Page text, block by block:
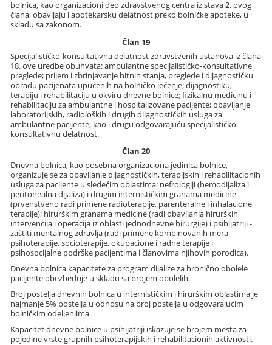
bolnica, kao organizacioni deo zdravstvenog centra iz stava 2. ovog
člana, obavljaju i apotekarsku delatnost preko bolničke apoteke, u
skladu sa zakonom.
Član 19
Specijalističko-konsultativna delatnost zdravstvenih ustanova iz člana
18. ove uredbe obuhvata: ambulantne specijalističko-konsultativne
preglede; prijem i zbrinjavanje hitnih stanja, preglede i dijagnostičku
obradu pacijenata upućenih na bolničko lečenje; dijagnostiku,
terapiju i rehabilitaciju u okviru dnevne bolnice; fizikalnu medicinu i
rehabilitaciju za ambulantne i hospitalizovane pacijente; obavljanje
laboratorijskih, radioloških i drugih dijagnostičkih usluga za
ambulantne pacijente, kao i drugu odgovarajuću specijalističko-
konsultativnu delatnost.
Član 20
Dnevna bolnica, kao posebna organizaciona jedinica bolnice,
organizuje se za obavljanje dijagnostičkih, terapijskih i rehabilitacionih
usluga za pacijente u sledećim oblastima: nefrologiji (hemodijaliza i
peritonealna dijaliza) i drugim internističkim granama medicine
(prvenstveno radi primene radioterapije, parenteralne i inhalacione
terapije); hirurškim granama medicine (radi obavljanja hirurških
intervencija i operacija iz oblasti jednodnevne hirurgije) i psihijatriji -
zaštiti mentalnog zdravlja (radi primene kombinovanih mera
psihoterapije, socioterapije, okupacione i radne terapije i
psihosocijalne podrške pacijentima i članovima njihovih porodica).
Dnevna bolnica kapacitete za program dijalize za hronično obolele
pacijente obezbeđuje u skladu sa brojem obolelih.
Broj postelja dnevnih bolnica u internističkim i hirurškim oblastima je
najmanje 5% postelja u odnosu na broj postelja u odgovarajućim
bolničkim odeljenjima.
Kapacitet dnevne bolnice u psihijatriji iskazuje se brojem mesta za
pojedine vrste grupnih psihoterapijskih i rehabilitacionih aktivnosti.